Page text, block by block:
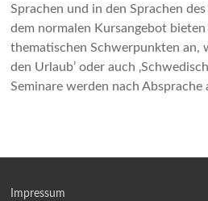
Sprachen und in den Sprachen
dem normalen Kursangebot
thematischen Schwerpunkten an,
den Urlaub’ oder auch
Seminare werden nach Absprache
Impressum